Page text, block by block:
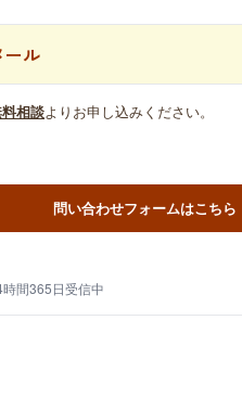
ール
相談よりお申し込みください。
問い合わせフォームはこちら
間365日受信中